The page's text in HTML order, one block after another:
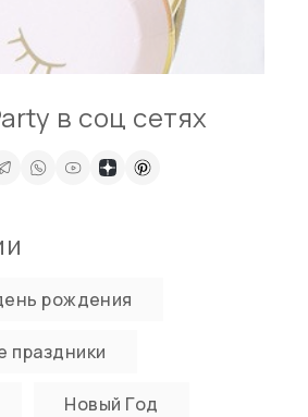
в соц сетях
рождения
праздники
Новый Год